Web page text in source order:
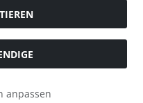
Fahrräder, Pinarello,
Pinarello, BMC,
© 2026 | Template © 2026
anpassen